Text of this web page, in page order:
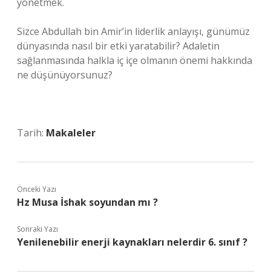
Sizce Abdullah bin Amir’in liderlik anlayışı, günümüz
dünyasında nasıl bir etki yaratabilir? Adaletin
sağlanmasında halkla iç içe olmanın önemi hakkında
ne düşünüyorsunuz?
Tarih: Makaleler
Önceki Yazı
Hz Musa İshak soyundan mı ?
Sonraki Yazı
Yenilenebilir enerji kaynakları nelerdir 6. sınıf ?